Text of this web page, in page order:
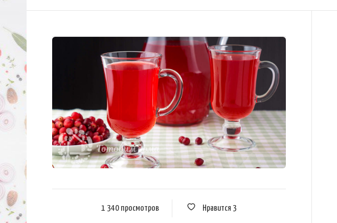
1 340 просмотров Нравится 3